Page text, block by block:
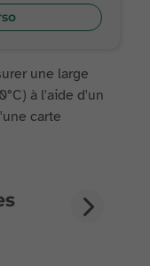
une large
à l'aide d'un
carte